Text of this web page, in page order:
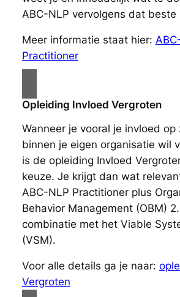
ABC-NLP vervolgens dat beste
Meer informatie staat hier:
Practitioner
Opleiding Invloed Vergroten
Wanneer je vooral je invloed op
binnen je eigen organisatie wil
is de opleiding Invloed
keuze. Je krijgt dan wat
ABC-NLP Practitioner plus
Behavior Management (OBM)
combinatie met het Viable
(VSM).
Voor alle details ga je naar:
Vergroten